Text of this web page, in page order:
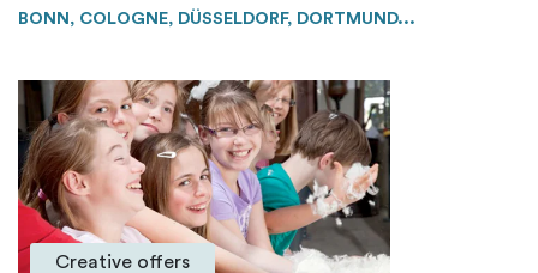
BONN, COLOGNE, DÜSSELDORF, DORTMUND...
Creative offers